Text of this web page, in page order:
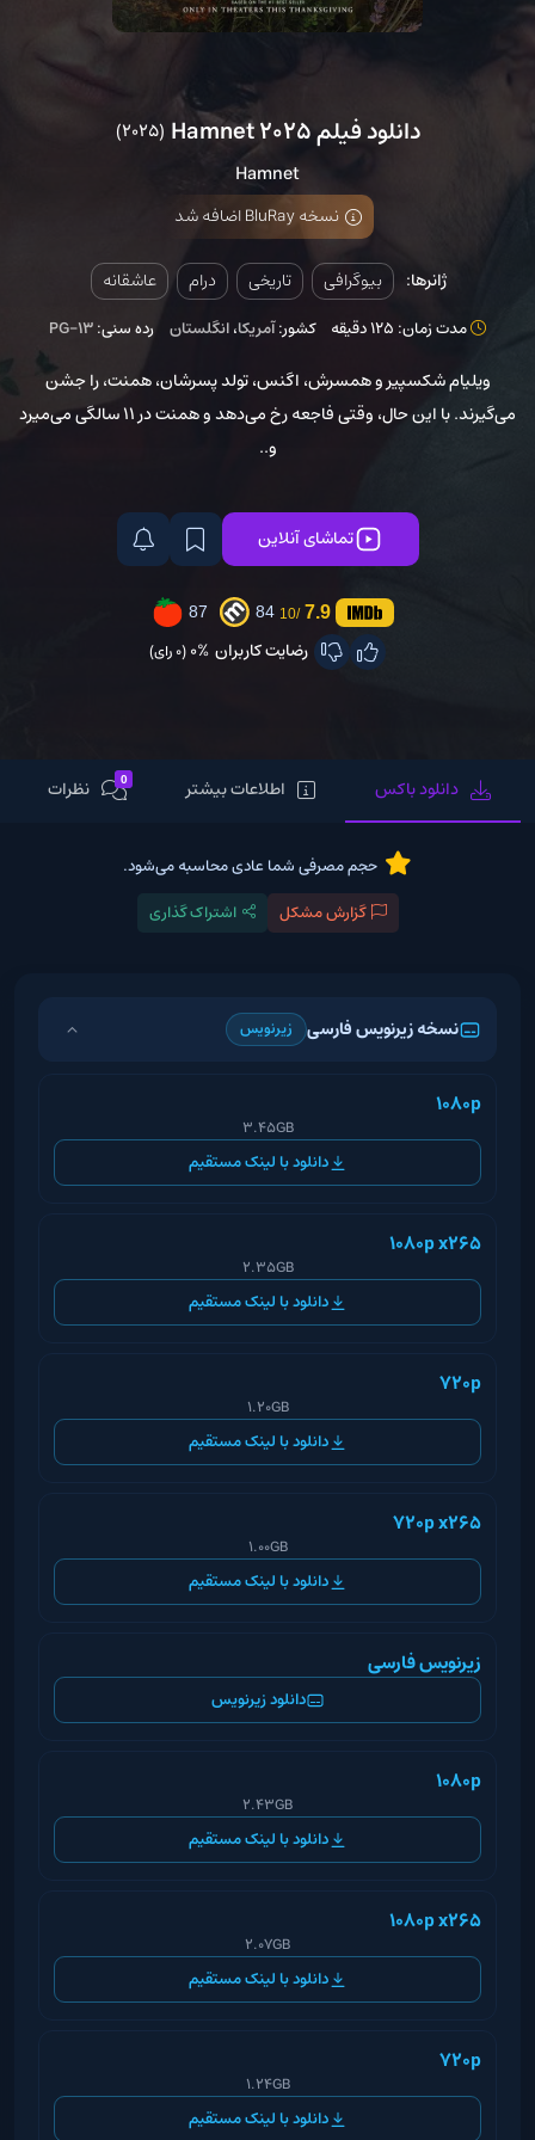
دانلود فیلم Hamnet 2025 (2025)
Hamnet
نسخه BluRay اضافه شد
ژانرها: بیوگرافی تاریخی درام عاشقانه
مدت زمان: 125 دقیقه کشور:آمریکا،انگلستان رده سنی:PG-13
ویلیام شکسپیر و همسرش، اگنس، تولد پسرشان، همنت، را جشن
می‌گیرند. با این حال، وقتی فاجعه رخ می‌دهد و همنت در 11 سالگی می‌میرد
و..
تماشای آنلاین
7.9
/10
84
87
رضایت کاربران 0%(0 رای)
دانلود باکس اطلاعات بیشتر 0 نظرات
حجم مصرفی شما عادی محاسبه می‌شود.
گزارش مشکل
اشتراک گذاری
نسخه زیرنویس فارسی زیرنویس
1080p
3.45GB
دانلود با لینک مستقیم
1080p x265
2.35GB
دانلود با لینک مستقیم
720p
1.20GB
دانلود با لینک مستقیم
720p x265
1.00GB
دانلود با لینک مستقیم
زیرنویس فارسی
دانلود زیرنویس
1080p
2.43GB
دانلود با لینک مستقیم
1080p x265
2.07GB
دانلود با لینک مستقیم
720p
1.24GB
دانلود با لینک مستقیم